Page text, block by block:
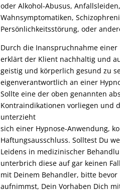
oder Alkohol-Abusus,
Wahnsymptomatiken,
Persönlichkeitsstörung, oder
Durch die Inanspruchnahme einer
erklärt der Klient nachhaltig und
geistig und körperlich gesund zu
eigenverantwortlich an einer
Sollte eine der oben genannten
Kontraindikationen vorliegen und
unterzieht
sich einer Hypnose-Anwendung,
Haftungsausschluss. Solltest Du
Leidens in medizinischer
unterbrich diese auf gar keinen
mit Deinem Behandler, bitte
aufnimmst, Dein Vorhaben Dich